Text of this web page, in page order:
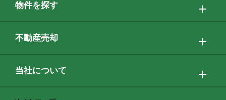
物件を探す
不動産売却
当社について